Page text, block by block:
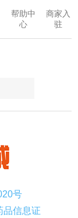
帮助中
心
商家入
驻
号
品信息证